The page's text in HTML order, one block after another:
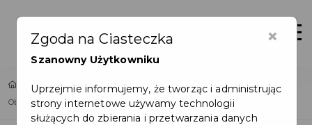
Zaloguj
Home
Lista aktualności
Obchody 5-lecia Domu Wiedemanna rozpoczęte!
×
Zgoda na Ciasteczka
Szanowny Użytkowniku
Uprzejmie informujemy, że tworząc i administrując
strony internetowe używamy technologii
służących do zbierania i przetwarzania danych